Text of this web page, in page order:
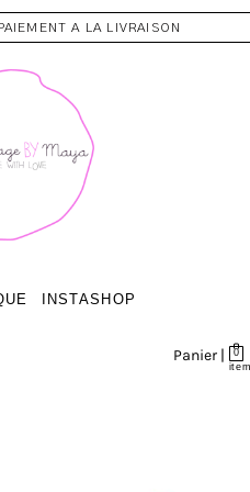
A LA LIVRAISON
INSTASHOP
0
Panier |